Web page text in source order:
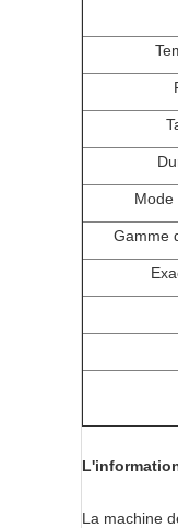
Mode
Gamme
La machine